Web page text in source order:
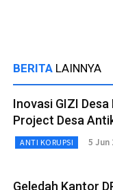
BERITA LAINNYA
Inovasi GIZI
Project Desa
ANTI KORUPSI 5 Jun
Geledah Kantor